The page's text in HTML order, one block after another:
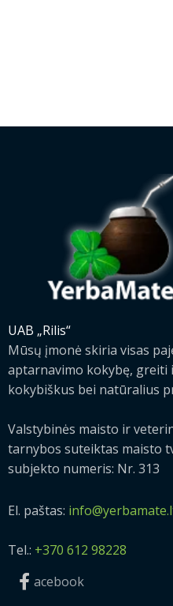
UAB „Rilis“
Mūsų įmonė skiria visas
aptarnavimo kokybę, greiti
kokybiškus bei natūralius
Valstybinės maisto ir
tarnybos suteiktas maisto
subjekto numeris: Nr. 313
El. paštas:
Tel.: +370 612 98228
acebook